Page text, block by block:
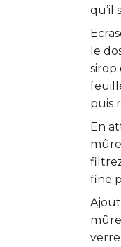
qu’il
le
sirop
puis
En
fine